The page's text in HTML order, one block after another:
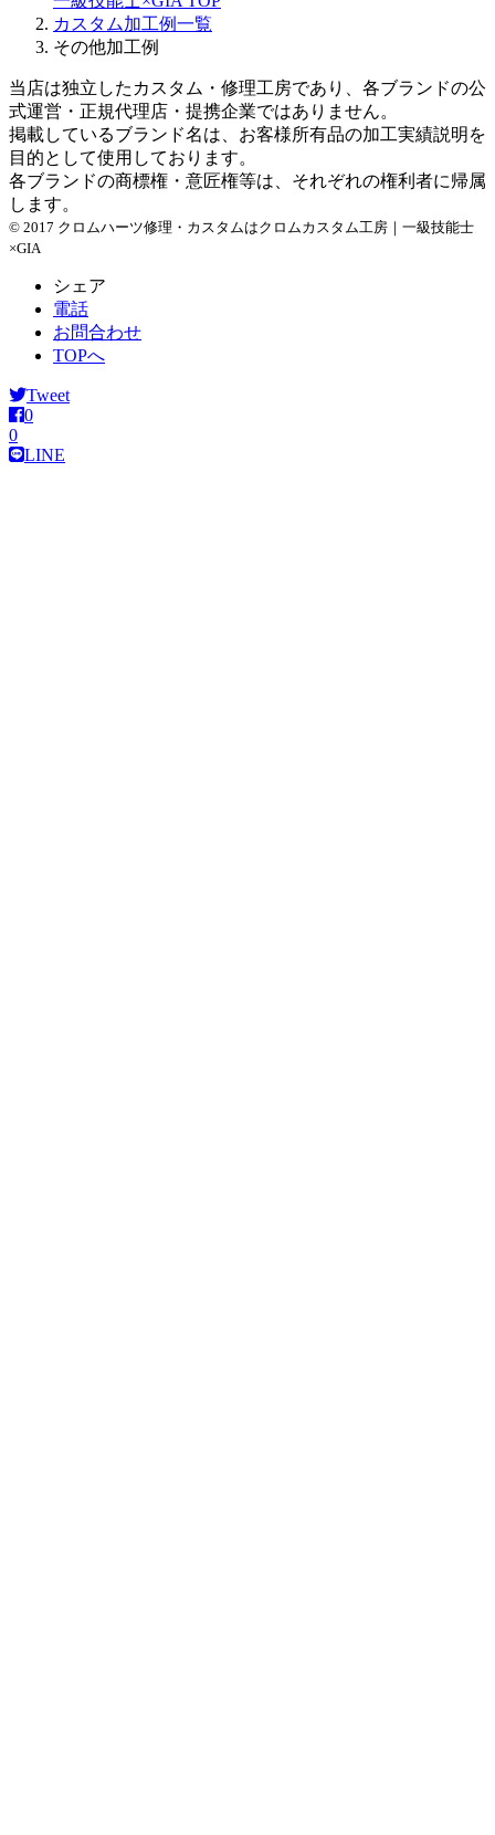
カスタム加工例一覧
その他加工例
当店は独立したカスタム・修理工房であり、各ブランドの公
式運営・正規代理店・提携企業ではありません。
掲載しているブランド名は、お客様所有品の加工実績説明を
目的として使用しております。
各ブランドの商標権・意匠権等は、それぞれの権利者に帰属
します。
© 2017 クロムハーツ修理・カスタムはクロムカスタム工房｜一級技能士
×GIA
シェア
電話
お問合わせ
TOPへ
Tweet
0
0
LINE